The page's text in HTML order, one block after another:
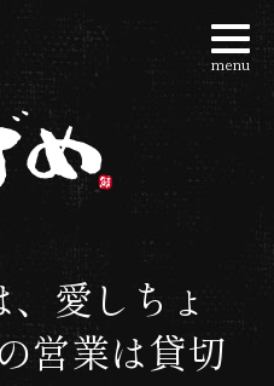
menu
愛しちょ
営業は貸切